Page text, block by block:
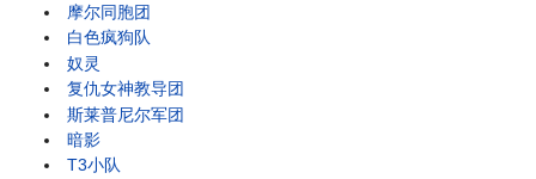
摩尔同胞团
白色疯狗队
奴灵
复仇女神教导团
斯莱普尼尔军团
暗影
T3小队